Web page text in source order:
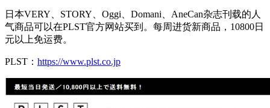
日本VERY、STORY、Oggi、Domani、AneCan杂志刊载的人
气商品可以在PLST官方网站买到。每周进货新商品，10800日
元以上免运费。
PLST： https://www.plst.co.jp